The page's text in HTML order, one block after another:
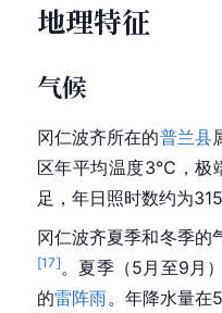
地理特征
气候
冈仁波齐所在的普兰县
区年平均温度3℃，极
足，年日照时数约为
冈仁波齐夏季和冬季的
[17]。夏季（5月至9月
的雷阵雨。年降水量在